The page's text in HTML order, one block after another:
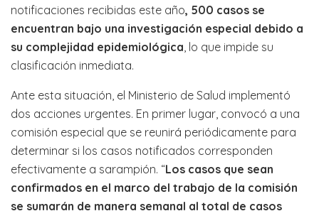
notificaciones recibidas este año, 500 casos se
encuentran bajo una investigación especial debido a
su complejidad epidemiológica , lo que impide su
clasificación inmediata.
Ante esta situación, el Ministerio de Salud implementó
dos acciones urgentes. En primer lugar, convocó a una
comisión especial que se reunirá periódicamente para
determinar si los casos notificados corresponden
efectivamente a sarampión. “Los casos que sean
confirmados en el marco del trabajo de la comisión
se sumarán de manera semanal al total de casos